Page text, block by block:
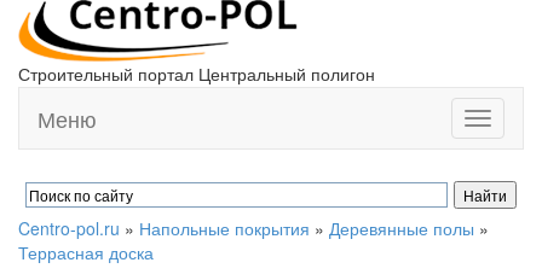
Строительный портал Центральный полигон
Toggle
Меню
Centro-pol.ru » Напольные покрытия » Деревянные полы »
Террасная доска